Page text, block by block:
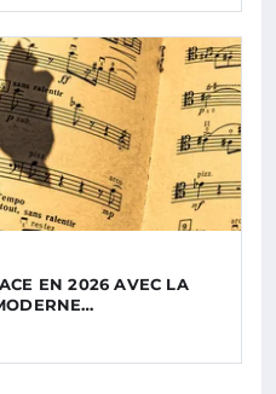
EN 2026 AVEC LA